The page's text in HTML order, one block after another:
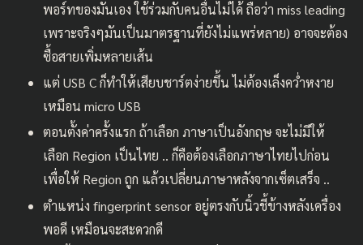
พอร์ทของมันเอง ใช้ร่วมกับคนอื่นไม่ได้ ถือว่า miss leading
เพราะจริงๆมันเป็นมาตรฐานที่ยังไม่แพร่หลาย) อาจจะต้อง
ซื้อสายเพิ่มหลายเส้น
แต่ USB C ก็ทำให้เสียบชาร์ตง่ายขึ้น ไม่ต้องเล็งคว่ำหงาย
เหมือน micro USB
ตอนตั้งค่าครั้งแรก ถ้าเลือก ภาษาเป็นอังกฤษ จะไม่มีให้
เลือก Region เป็นไทย .. ก็คือต้องเลือกภาษาไทยไปก่อน
เพื่อให้ Region ถูก แล้วเปลี่ยนภาษาหลังจากเซ็ตเสร็จ ..
ตำแหน่ง fingerprint sensor อยู่ตรงกับนิ้วชี้ข้างหลังเครื่อง
พอดี เหมือนจะสะดวกดี